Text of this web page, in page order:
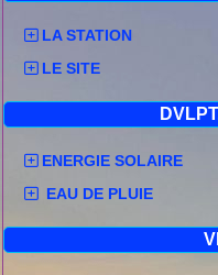
LA STATION
LE SITE
ENERGIE SOLAIRE
EAU DE PLUIE
Description
Qualification du
Épisode neigeux
difficultés de
économiques.
Néant.